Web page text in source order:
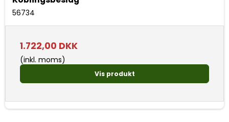
56734
1.722,00 DKK
(inkl. moms)
Vis produkt